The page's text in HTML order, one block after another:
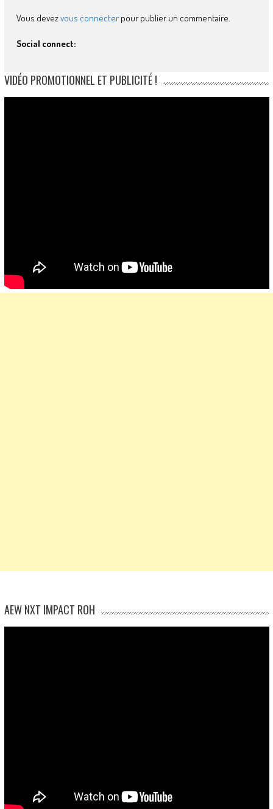
Vous devezvous connecterpour publier un commentaire.
Social connect:
VIDÉO PROMOTIONNEL ET PUBLICITÉ !
AEW NXT IMPACT ROH